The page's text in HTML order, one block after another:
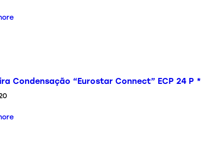
Condensação “Eurostar Connect” ECP 24 P *